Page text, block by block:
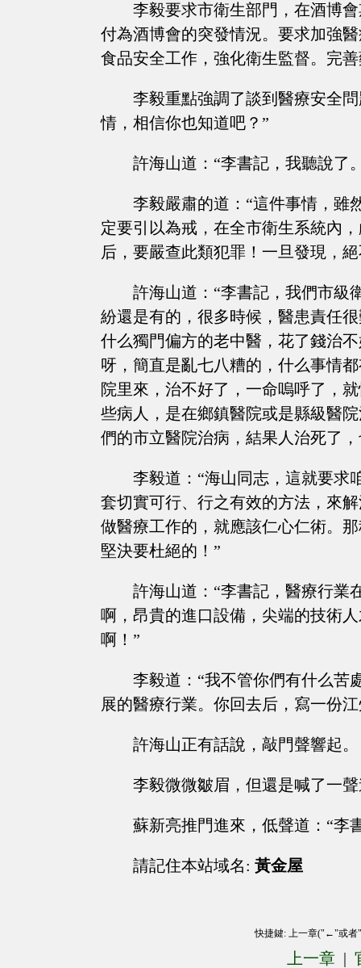
李毅要求市衛生部門，在酒博
付為酒博會的突發情況。要求加強
食品安全工作，強化衛生監督。完
李毅重點強調了談到醫療安全
情，相信你也知道吧？”
許海山道：“李書記，我聽說了
李毅嚴肅的道：“這件事情，雖
定要引以為戒，在全市衛生系統內
后，要嚴查此類犯罪！一旦發現，
許海山道：“李書記，我們市級
紛還是有的，很多時候，醫患責任
什么獨門偏方的老中醫，花了錢治
呀，簡直是亂七八糟的，什么事情
院里來，治不好了，一命嗚呼了，
些病人，是在鄉鎮醫院或是縣級醫
們的市立醫院治病，結果人治死了
李毅道：“海山同志，這就要求
套切實可行、行之有效的方法，來
做醫療工作的，就應該仁心仁術。
堅決要杜絕的！”
許海山道：“李書記，醫療行業
啊，昂貴的進口設備，尖端的技術
啊！”
李毅道：“我不管你們有什么苦
展的醫療行業。你回去后，寫一份
許海山正有話說，敲門聲響起。
李毅微微皺眉，但還是喊了一
蘇新亮推門進來，低聲道：“李
請記住本站域名: 黃金屋
快捷鍵: 上一章("←"或
上一章 |